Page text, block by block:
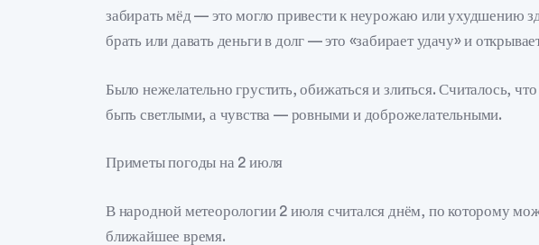
забирать мёд — это могло привести к неурожаю или ухудшению
брать или давать деньги в долг — это «забирает удачу» и
Было нежелательно грустить, обижаться и злиться. Считалось,
быть светлыми, а чувства — ровными и доброжелательными.
Приметы погоды на 2 июля
В народной метеорологии 2 июля считался днём, по которому
ближайшее время.